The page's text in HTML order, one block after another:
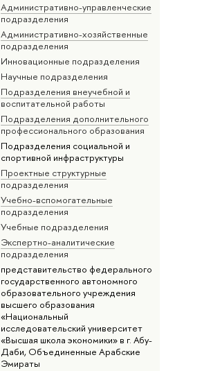
Административно-управленческие
подразделения
Административно-хозяйственные
подразделения
Инновационные подразделения
Научные подразделения
Подразделения внеучебной и
воспитательной работы
Подразделения дополнительного
профессионального образования
Подразделения социальной и
спортивной инфраструктуры
Проектные структурные
подразделения
Учебно-вспомогательные
подразделения
Учебные подразделения
Экспертно-аналитические
подразделения
представительство федерального
государственного автономного
образовательного учреждения
высшего образования
«Национальный
исследовательский университет
«Высшая школа экономики» в г. Абу-
Даби, Объединенные Арабские
Эмираты